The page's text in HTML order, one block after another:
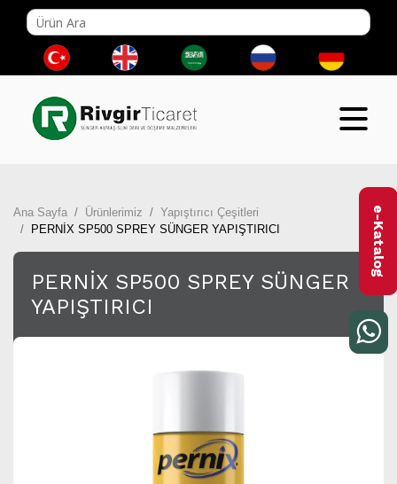
Ana Sayfa Ürünlerimiz
Yapıştırıcı Çeşitleri
PERNİX SP500 SPREY SÜNGER YAPIŞTIRICI
PERNİX SP500 SPREY SÜNGER
YAPIŞTIRICI
e-Katalog